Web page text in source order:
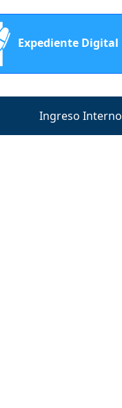
Expediente Digital
Ingreso Interno